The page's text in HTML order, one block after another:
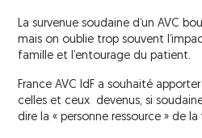
Contrat d’engagement
Nous avons besoin de vous
Bénévoles
Adhérents
Les symptômes
Que faire face à un AVC
Les traitements de l’AVC
Permanences
Groupes de Parole
Groupe de Parole pour
Groupes « Rencontre
DOCUMENTATION
La Lettre d’information
LA GAZETTE CÉRÉBRALE
TÉMOIGNAGES
La survenue soudaine d’un AVC
mais on oublie trop souvent
famille et l’entourage du patient.
France AVC IdF a souhaité
celles et ceux devenus, si
dire la « personne ressource » de la